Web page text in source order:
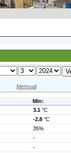
Mensual
Min:
3.1 °C
-2.8 °C
35%
-
-